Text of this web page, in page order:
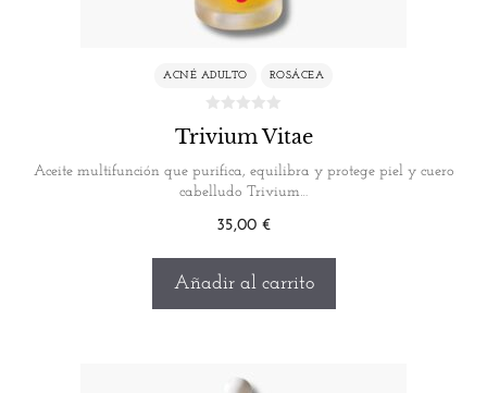
ACNÉ ADULTO ROSÁCEA
Trivium Vitae
Aceite multifunción que purifica, equilibra y protege piel y cuero
cabelludo Trivium…
35,00 €
Añadir al carrito